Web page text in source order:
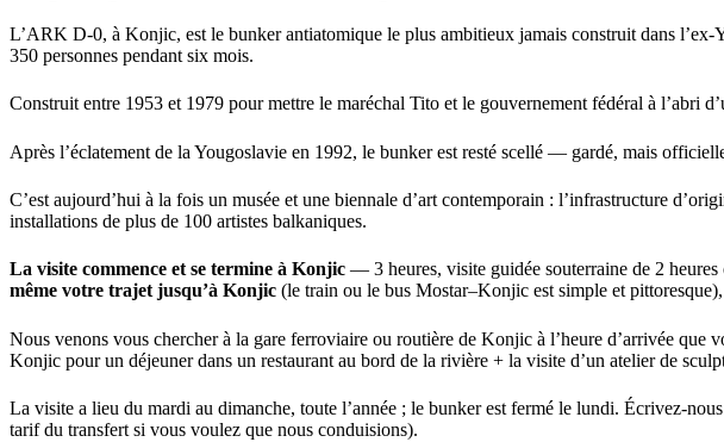
L’ARK D-0, à Konjic, est le bunker antiatomique le plus ambitieux jamais construit dans
350 personnes pendant six mois.
Construit entre 1953 et 1979 pour mettre le maréchal Tito et le gouvernement fédéral à l’abri
Après l’éclatement de la Yougoslavie en 1992, le bunker est resté scellé — gardé, mais
C’est aujourd’hui à la fois un musée et une biennale d’art contemporain : l’infrastructure
installations de plus de 100 artistes balkaniques.
La visite commence et se termine à Konjic — 3 heures, visite guidée souterraine de 2
même votre trajet jusqu’à Konjic (le train ou le bus Mostar–Konjic est simple et
Nous venons vous chercher à la gare ferroviaire ou routière de Konjic à l’heure d’arrivée
Konjic pour un déjeuner dans un restaurant au bord de la rivière + la visite d’un atelier de
La visite a lieu du mardi au dimanche, toute l’année ; le bunker est fermé le lundi. Écrivez-
tarif du transfert si vous voulez que nous conduisions).